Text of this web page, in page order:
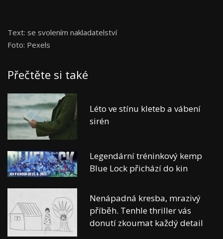
Text: se svolením nakladatelství
Foto: Pexels
Přečtěte si také
Léto ve stínu kleteb a vábení
sirén
Legendární tréninkový kemp
Blue Lock přichází do kin
Nenápadná kresba, mrazivý
příběh. Tenhle thriller vás
donutí zkoumat každý detail